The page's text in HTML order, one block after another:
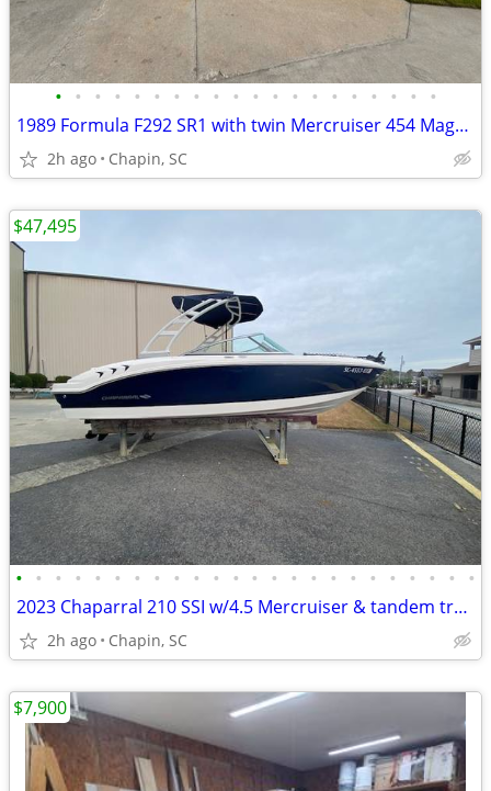
• • • • • • • • • • • • • • • • • • • •
1989 Formula F292 SR1 with twin Mercruiser 454 Magnum Bravo 1. No tra
2h ago Chapin, SC
• • • • • • • • • • • • • • • • • • • • • • • •
2023 Chaparral 210 SSI w/4.5 Mercruiser & tandem trailer.
2h ago Chapin, SC
$47,495
$7,900